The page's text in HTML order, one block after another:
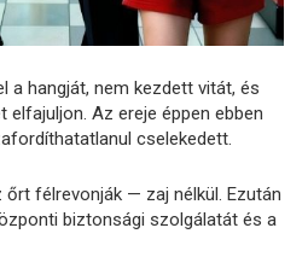
a hangját, nem kezdett vitát, és
elfajuljon. Az ereje éppen ebben
cselekedett.
félrevonják — zaj nélkül. Ezután
biztonsági szolgálatát és a